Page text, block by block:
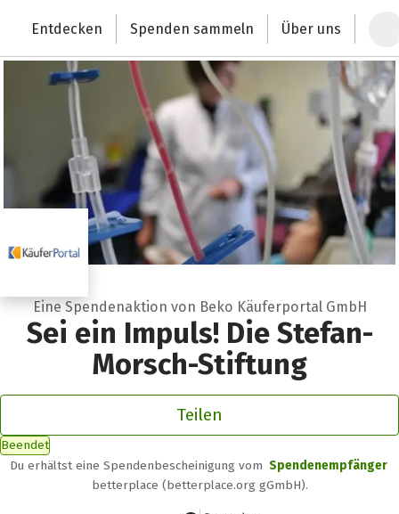
Deutschlands größte Spendenplattform
Entdecken Spenden sammeln Über uns
Eine Spendenaktion von Beko Käuferportal GmbH
Sei ein Impuls! Die Stefan-
Morsch-Stiftung
Teilen
Beendet
Du erhältst eine Spendenbescheinigung vom Spendenempfänger
betterplace (betterplace.org gGmbH).